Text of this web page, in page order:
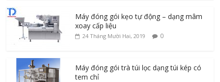
Máy đóng gói kẹo tự động – dạng mâm
xoay cấp liệu
24 Tháng Mười Hai, 2019 0
Máy đóng gói trà túi lọc dạng túi kép có
tem chỉ